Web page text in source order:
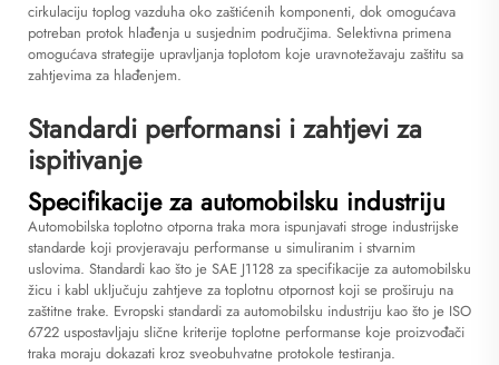
cirkulaciju toplog vazduha oko zaštićenih komponenti, dok omogućava
potreban protok hlađenja u susjednim područjima. Selektivna primena
omogućava strategije upravljanja toplotom koje uravnotežavaju zaštitu sa
zahtjevima za hlađenjem.
Standardi performansi i zahtjevi za
ispitivanje
Specifikacije za automobilsku industriju
Automobilska toplotno otporna traka mora ispunjavati stroge industrijske
standarde koji provjeravaju performanse u simuliranim i stvarnim
uslovima. Standardi kao što je SAE J1128 za specifikacije za automobilsku
žicu i kabl uključuju zahtjeve za toplotnu otpornost koji se proširuju na
zaštitne trake. Evropski standardi za automobilsku industriju kao što je ISO
6722 uspostavljaju slične kriterije toplotne performanse koje proizvođači
traka moraju dokazati kroz sveobuhvatne protokole testiranja.